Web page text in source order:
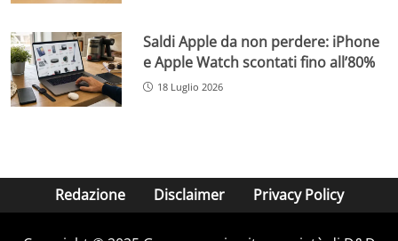
Saldi Apple da non perdere: iPhone
e Apple Watch scontati fino all’80%
18 Luglio 2026
Redazione Disclaimer Privacy Policy